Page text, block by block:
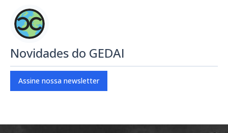
Novidades do GEDAI
Assine nossa newsletter